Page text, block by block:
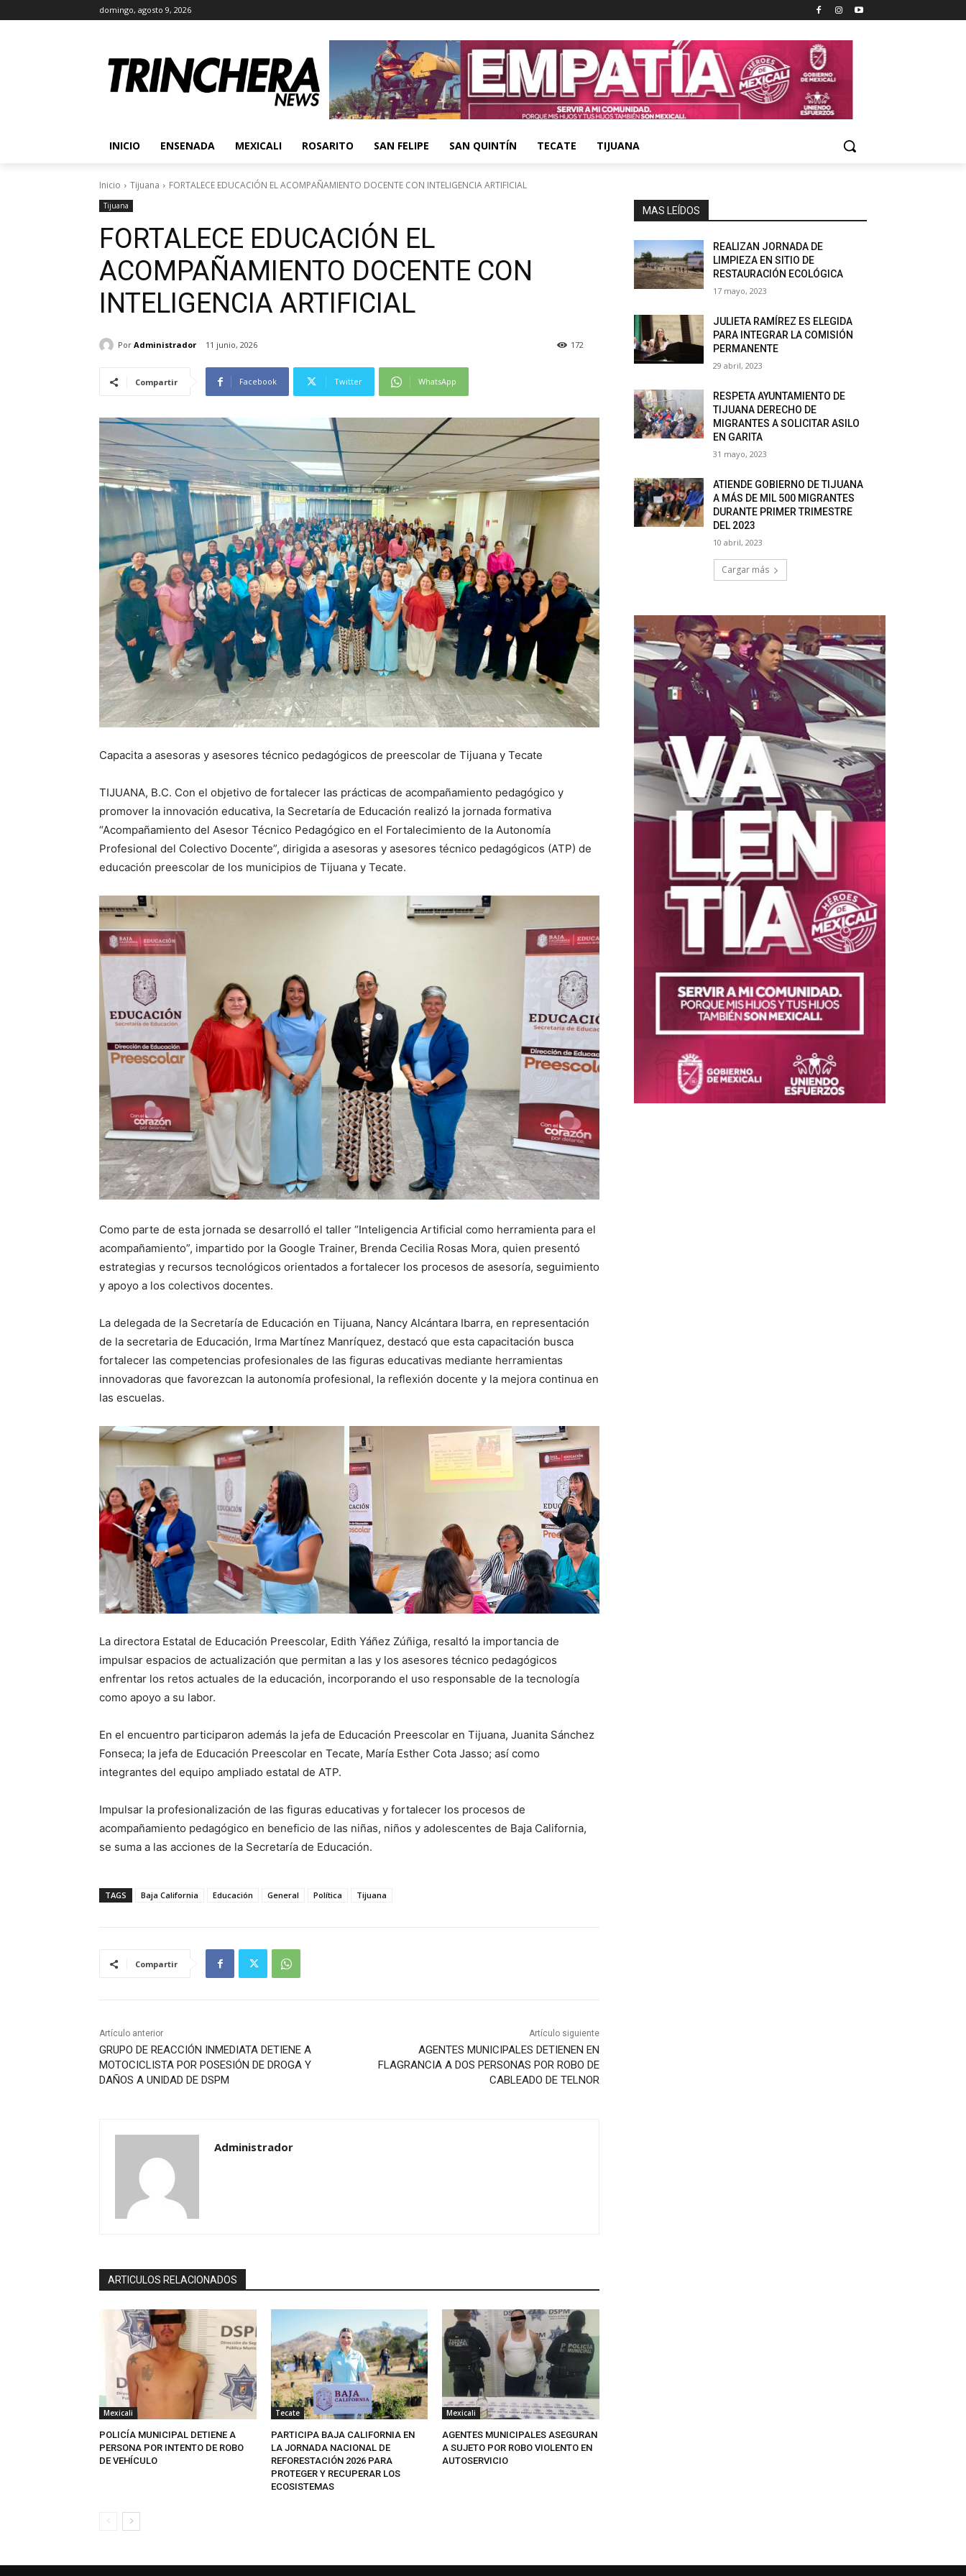
domingo, agosto 9, 2026
INICIO ENSENADA MEXICALI ROSARITO SAN FELIPE SAN QUINTÍN TECATE TIJUANA
Inicio Tijuana FORTALECE EDUCACIÓN EL ACOMPAÑAMIENTO DOCENTE CON INTELIGENCIA ARTIFICIAL
Tijuana
FORTALECE EDUCACIÓN EL
ACOMPAÑAMIENTO DOCENTE CON
INTELIGENCIA ARTIFICIAL
Por Administrador 11 junio, 2026 172
Compartir Facebook Twitter WhatsApp
Capacita a asesoras y asesores técnico pedagógicos de preescolar de Tijuana y Tecate
TIJUANA, B.C. Con el objetivo de fortalecer las prácticas de acompañamiento pedagógico y
promover la innovación educativa, la Secretaría de Educación realizó la jornada formativa
“Acompañamiento del Asesor Técnico Pedagógico en el Fortalecimiento de la Autonomía
Profesional del Colectivo Docente”, dirigida a asesoras y asesores técnico pedagógicos (ATP) de
educación preescolar de los municipios de Tijuana y Tecate.
Como parte de esta jornada se desarrolló el taller “Inteligencia Artificial como herramienta para el
acompañamiento”, impartido por la Google Trainer, Brenda Cecilia Rosas Mora, quien presentó
estrategias y recursos tecnológicos orientados a fortalecer los procesos de asesoría, seguimiento
y apoyo a los colectivos docentes.
La delegada de la Secretaría de Educación en Tijuana, Nancy Alcántara Ibarra, en representación
de la secretaria de Educación, Irma Martínez Manríquez, destacó que esta capacitación busca
fortalecer las competencias profesionales de las figuras educativas mediante herramientas
innovadoras que favorezcan la autonomía profesional, la reflexión docente y la mejora continua en
las escuelas.
La directora Estatal de Educación Preescolar, Edith Yáñez Zúñiga, resaltó la importancia de
impulsar espacios de actualización que permitan a las y los asesores técnico pedagógicos
enfrentar los retos actuales de la educación, incorporando el uso responsable de la tecnología
como apoyo a su labor.
En el encuentro participaron además la jefa de Educación Preescolar en Tijuana, Juanita Sánchez
Fonseca; la jefa de Educación Preescolar en Tecate, María Esther Cota Jasso; así como
integrantes del equipo ampliado estatal de ATP.
Impulsar la profesionalización de las figuras educativas y fortalecer los procesos de
acompañamiento pedagógico en beneficio de las niñas, niños y adolescentes de Baja California,
se suma a las acciones de la Secretaría de Educación.
TAGS Baja California Educación General Política Tijuana
Compartir
Artículo anterior
GRUPO DE REACCIÓN INMEDIATA DETIENE A
MOTOCICLISTA POR POSESIÓN DE DROGA Y
DAÑOS A UNIDAD DE DSPM
Artículo siguiente
AGENTES MUNICIPALES DETIENEN EN
FLAGRANCIA A DOS PERSONAS POR ROBO DE
CABLEADO DE TELNOR
Administrador
ARTICULOS RELACIONADOS
Mexicali
POLICÍA MUNICIPAL DETIENE A
PERSONA POR INTENTO DE ROBO
DE VEHÍCULO
Tecate
PARTICIPA BAJA CALIFORNIA EN
LA JORNADA NACIONAL DE
REFORESTACIÓN 2026 PARA
PROTEGER Y RECUPERAR LOS
ECOSISTEMAS
Mexicali
AGENTES MUNICIPALES ASEGURAN
A SUJETO POR ROBO VIOLENTO EN
AUTOSERVICIO
MAS LEÍDOS
REALIZAN JORNADA DE
LIMPIEZA EN SITIO DE
RESTAURACIÓN ECOLÓGICA
17 mayo, 2023
JULIETA RAMÍREZ ES ELEGIDA
PARA INTEGRAR LA COMISIÓN
PERMANENTE
29 abril, 2023
RESPETA AYUNTAMIENTO DE
TIJUANA DERECHO DE
MIGRANTES A SOLICITAR ASILO
EN GARITA
31 mayo, 2023
ATIENDE GOBIERNO DE TIJUANA
A MÁS DE MIL 500 MIGRANTES
DURANTE PRIMER TRIMESTRE
DEL 2023
10 abril, 2023
Cargar más